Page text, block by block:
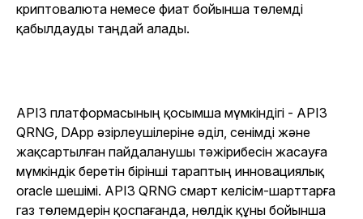
криптовалюта немесе фиат бойынша төлемді
қабылдауды таңдай алады.
API3 платформасының қосымша мүмкіндігі - API3
QRNG, DApp әзірлеушілеріне әділ, сенімді және
жақсартылған пайдаланушы тәжірибесін жасауға
мүмкіндік беретін бірінші тараптың инновациялық
oracle шешімі. API3 QRNG смарт келісім-шарттарға
газ төлемдерін қоспағанда, нөлдік құны бойынша